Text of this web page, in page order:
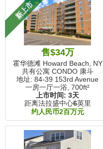
新上市
售$34万
霍华德滩 Howard Beach, NY
共有公寓 CONDO 康斗
地址: 84-39 153rd Avenue
一房一厅一浴, 700ft²
上市时间: 3天
距离法拉盛中心6英里
约人民币2百万元